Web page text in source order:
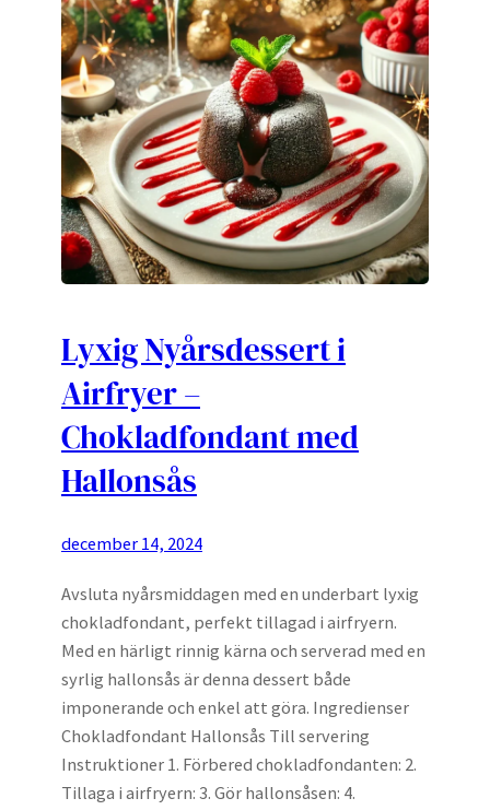
Lyxig Nyårsdessert i
Airfryer –
Chokladfondant med
Hallonsås
december 14, 2024
Avsluta nyårsmiddagen med en underbart lyxig
chokladfondant, perfekt tillagad i airfryern.
Med en härligt rinnig kärna och serverad med en
syrlig hallonsås är denna dessert både
imponerande och enkel att göra. Ingredienser
Chokladfondant Hallonsås Till servering
Instruktioner 1. Förbered chokladfondanten: 2.
Tillaga i airfryern: 3. Gör hallonsåsen: 4.